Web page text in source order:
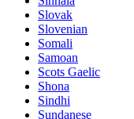
Slovak
Slovenian
Somali
Samoan
Scots Gaelic
Shona
Sindhi
Sundanese